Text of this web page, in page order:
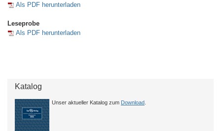
Als PDF herunterladen
Leseprobe
Als PDF herunterladen
Katalog
Unser aktueller Katalog zum Download